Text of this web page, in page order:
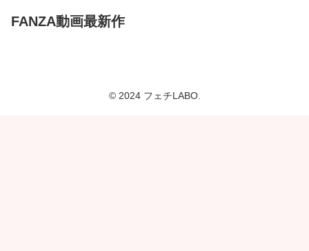
FANZA動画最新作
© 2024 フェチLABO.